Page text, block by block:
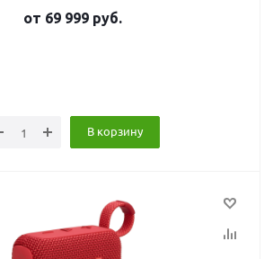
от 69 999 руб.
В корзину